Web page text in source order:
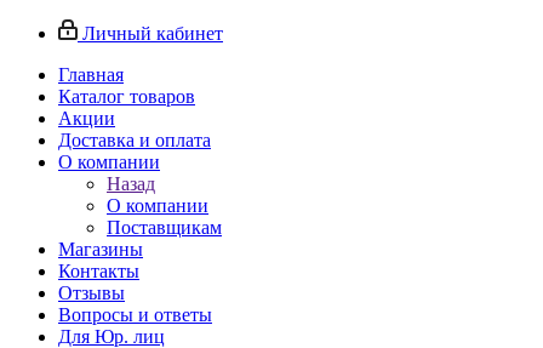
Личный кабинет
Главная
Каталог товаров
Акции
Доставка и оплата
О компании
Назад
О компании
Поставщикам
Магазины
Контакты
Отзывы
Вопросы и ответы
Для Юр. лиц